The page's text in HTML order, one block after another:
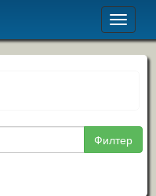
Toggle
Филтер